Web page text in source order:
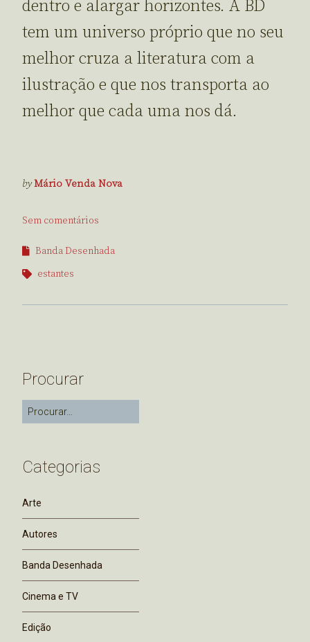
dentro e alargar horizontes. A BD
tem um universo próprio que no seu
melhor cruza a literatura com a
ilustração e que nos transporta ao
melhor que cada uma nos dá.
byMário Venda Nova
Sem comentários
Banda Desenhada
estantes
Procurar
Categorias
Arte
Autores
Banda Desenhada
Cinema e TV
Edição